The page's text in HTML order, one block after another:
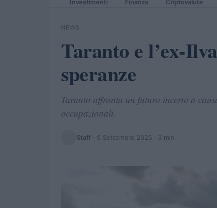
Investimenti Finanza Criptovalute
NEWS
Taranto e l’ex-
speranze
Taranto affronta un futuro incerto a
occupazionali.
Staff · 9 Settembre 2025 · 3 min